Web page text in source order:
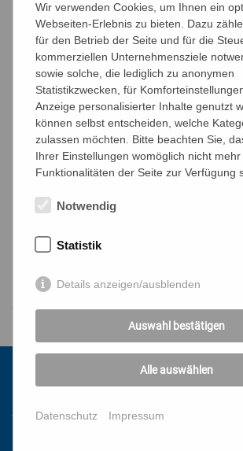
AGB*
Ich akzeptiere dieAllgemeinen
Geschäftsbedingungenund die
Datenschutzbestimmungen
Captcha* Ergebnis*
Wir verwenden Cookies, um Ihnen ein
Webseiten-Erlebnis zu bieten. Dazu
für den Betrieb der Seite und für die
kommerziellen Unternehmensziele
sowie solche, die lediglich zu anonymen
Statistikzwecken, für
Anzeige personalisierter Inhalte genutzt
können selbst entscheiden, welche
zulassen möchten. Bitte beachten Sie,
Ihrer Einstellungen womöglich nicht mehr
Funktionalitäten der Seite zur Verfügung
Notwendig
Statistik
Details anzeigen/ausblenden
Auswahl bestätigen
Alle auswählen
Datenschutz Impressum